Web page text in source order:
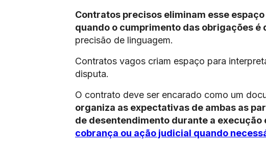
Contratos precisos eliminam esse
quando o cumprimento das obrigações é
precisão de linguagem.
Contratos vagos criam espaço para
disputa.
O contrato deve ser encarado como um
organiza as expectativas de ambas as
de desentendimento durante a execução
cobrança ou ação judicial quando